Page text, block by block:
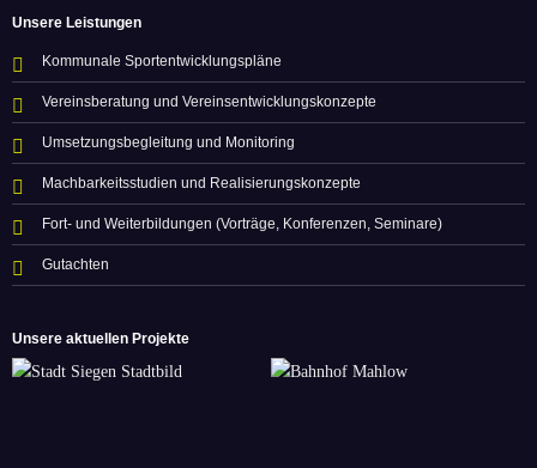
Unsere Leistungen
Kommunale Sportentwicklungspläne
Vereinsberatung und Vereinsentwicklungskonzepte
Umsetzungsbegleitung und Monitoring
Machbarkeitsstudien und Realisierungskonzepte
Fort- und Weiterbildungen (Vorträge, Konferenzen, Seminare)
Gutachten
Unsere aktuellen Projekte